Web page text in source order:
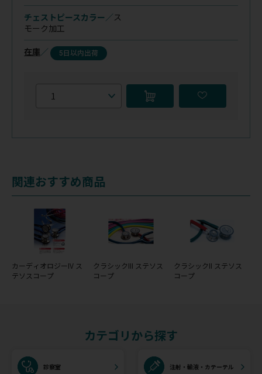
チェストピースカラー／ ス
モーク加工
在庫／ 5日以内出荷
関連おすすめ商品
カーディオロジーIV ス
テソスコープ
クラシックIII ステソス
コープ
クラシックII ステソス
コープ
カテゴリから探す
診察室 注射・輸液・カテーテル